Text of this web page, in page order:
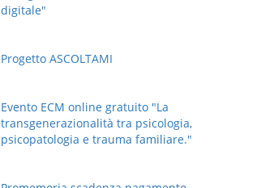
digitale"
Progetto ASCOLTAMI
Evento ECM online gratuito "La
transgenerazionalità tra psicologia,
psicopatologia e trauma familiare."